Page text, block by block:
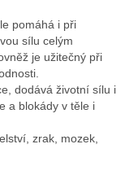
pomáhá i při
sílu celým
je užitečný při
dodává životní sílu i
a blokády v těle i
zrak, mozek,